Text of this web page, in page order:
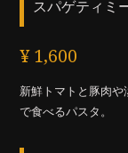
スパゲティミ
¥ 1,600
新鮮トマトと豚肉
で食べるパスタ。